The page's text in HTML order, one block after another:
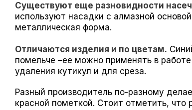
Существуют еще разновидности
используют насадки с алмазной
металлическая форма.
Отличаются изделия и по цветам.
помельче –ее можно применять в
удаления кутикул и для среза.
Разный производитель по-разному
красной пометкой. Стоит отметить,